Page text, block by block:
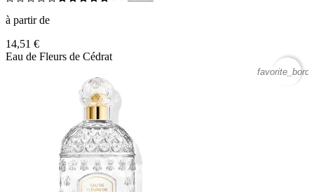
à partir de
14,51 €
Eau de Fleurs de Cédrat